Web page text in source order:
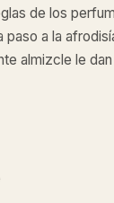
de los
paso a la
almizcle le